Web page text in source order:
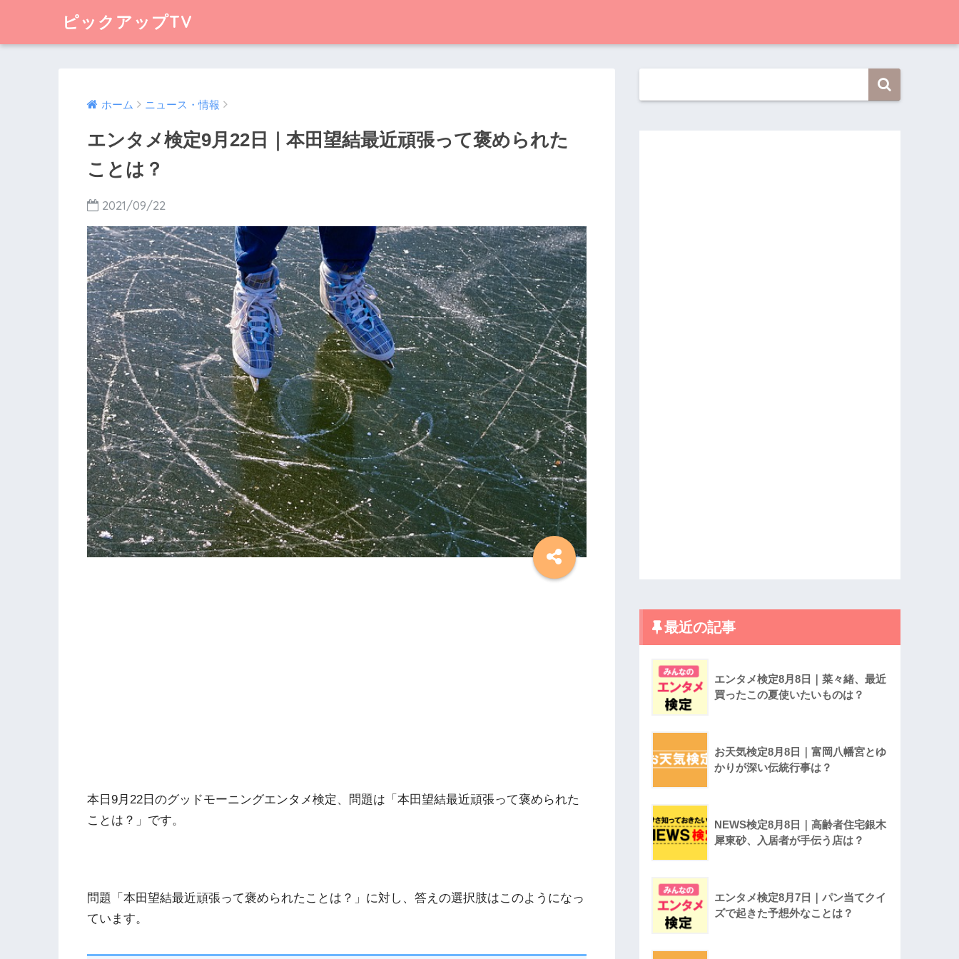
ピックアップTV
ホーム ニュース・情報
エンタメ検定9月22日｜本田望結最近頑張って褒められた
ことは？
2021/09/22
本日9月22日のグッドモーニングエンタメ検定、問題は「本田望結最近頑張って褒められた
ことは？」です。
問題「本田望結最近頑張って褒められたことは？」に対し、答えの選択肢はこのようになっ
ています。
最近の記事
エンタメ検定8月8日｜菜々緒、最近
買ったこの夏使いたいものは？
お天気検定8月8日｜富岡八幡宮とゆ
かりが深い伝統行事は？
NEWS検定8月8日｜高齢者住宅銀木
犀東砂、入居者が手伝う店は？
エンタメ検定8月7日｜パン当てクイ
ズで起きた予想外なことは？